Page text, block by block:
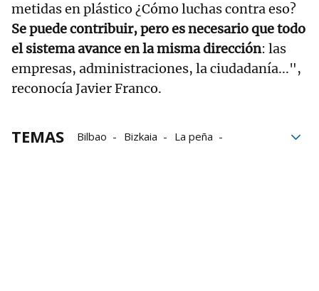
metidas en plástico ¿Cómo luchas contra eso?
Se puede contribuir, pero es necesario que todo
el sistema avance en la misma dirección: las
empresas, administraciones, la ciudadanía...",
reconocía Javier Franco.
TEMAS Bilbao Bizkaia
La peña